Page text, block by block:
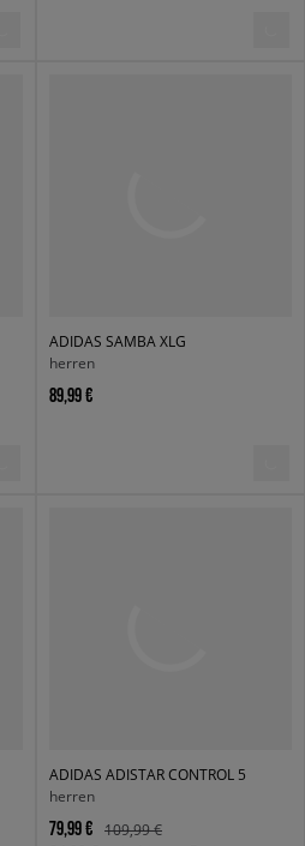
ADIDAS SAMBA XLG
herren
89,99 €
ADIDAS ADISTAR CONTROL 5
herren
79,99 €
109,99 €